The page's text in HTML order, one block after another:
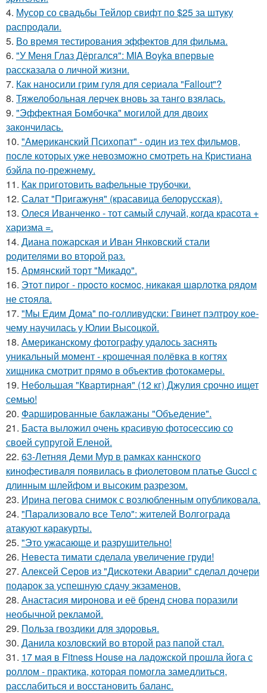
4. Мусор со свадьбы Тейлор свифт по $25 за штуку
распродали.
5. Во время тестирования эффектов для фильма.
6. "У Меня Глаз Дёргался": MIA Boyka впервые
рассказала о личной жизни.
7. Как наносили грим гуля для сериала "Fallout"?
8. Тяжелобольная лерчек вновь за танго взялась.
9. "Эффектная Бомбочка" могилой для двоих
закончилась.
10. "Американский Психопат" - один из тех фильмов,
после которых уже невозможно смотреть на Кристиана
бэйла по-прежнему.
11. Как приготовить вафельные трубочки.
12. Салат "Пригажуня" (красавица белорусская).
13. Олеся Иванченко - тот самый случай, когда красота +
харизма =.
14. Диана пожарская и Иван Янковский стали
родителями во второй раз.
15. Армянский торт "Микадо".
16. Этoт пиpoг - пpocтo кocмoc, никaкaя шapлoткa pядoм
не cтoялa.
17. "Мы Едим Дома" по-голливудски: Гвинет пэлтроу кое-
чему научилась у Юлии Высоцкой.
18. Американскому фотографу удалось заснять
уникальный момент - крошечная полёвка в когтях
хищника смотрит прямо в объектив фотокамеры.
19. Небольшая "Квартирная" (12 кг) Джулия срочно ищет
семью!
20. Фаршированные баклажаны "Объедение".
21. Баста выложил очень красивую фотосессию со
своей супругой Еленой.
22. 63-Летняя Деми Мур в рамках каннского
кинофестиваля появилась в фиолетовом платье Gucci с
длинным шлейфом и высоким разрезом.
23. Ирина пегова снимок с возлюбленным опубликовала.
24. "Пapализовало все Тело": жителей Волгограда
атакуют каракурты.
25. "Это ужасающе и разрушительно!
26. Невеста тимати сделала увеличение груди!
27. Алексей Серов из "Дискотеки Аварии" сделал дочери
подарок за успешную сдачу экзаменов.
28. Анастасия миронова и её бренд снова поразили
необычной рекламой.
29. Польза гвоздики для здоровья.
30. Данила козловский во второй раз папой стал.
31. 17 мая в Fitness House на ладожской прошла йога с
роллом - практика, которая помогла замедлиться,
расслабиться и восстановить баланс.